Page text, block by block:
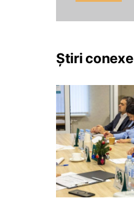
Știri conexe